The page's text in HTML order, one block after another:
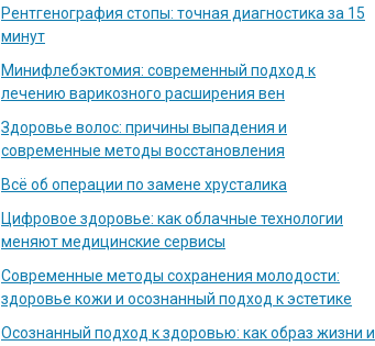
Рентгенография стопы: точная диагностика за 15
минут
Минифлебэктомия: современный подход к
лечению варикозного расширения вен
Здоровье волос: причины выпадения и
современные методы восстановления
Всё об операции по замене хрусталика
Цифровое здоровье: как облачные технологии
меняют медицинские сервисы
Современные методы сохранения молодости:
здоровье кожи и осознанный подход к эстетике
Осознанный подход к здоровью: как образ жизни и